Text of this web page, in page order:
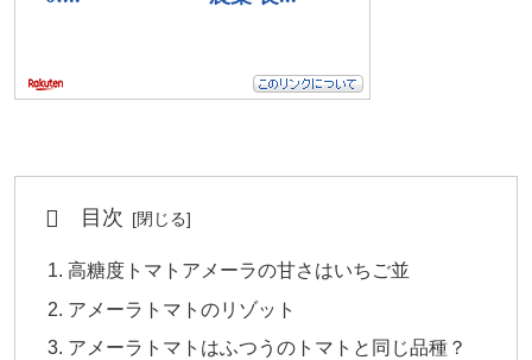
目次
高糖度トマトアメーラの甘さはいちご並
アメーラトマトのリゾット
アメーラトマトはふつうのトマトと同じ品種？